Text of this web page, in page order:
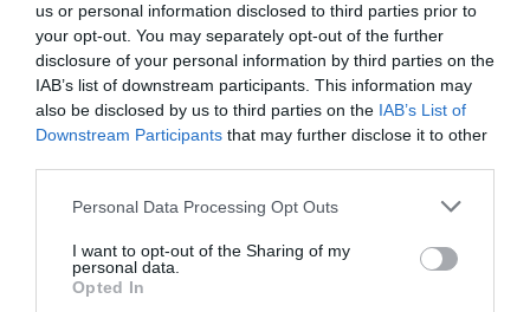
us or personal information disclosed to third parties prior to
your opt-out. You may separately opt-out of the further
disclosure of your personal information by third parties on the
IAB’s list of downstream participants. This information may
also be disclosed by us to third parties on the IAB’s List of
Downstream Participants that may further disclose it to other
Personal Data Processing Opt Outs
I want to opt-out of the Sharing of my
personal data.
Opted In
Diario de la corrupción sanchista. La
Audiencia Nacional prorroga seis meses la
investigación del caso Koldo, ante el
ingente material incautado por la UCO
por Redacción
Opinión
Enormes minucias